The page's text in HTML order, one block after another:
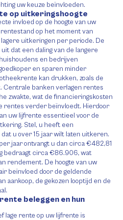
uw keuze beïnvloeden.
op uitkeringshoogte
invloed op de hoogte van uw
op het moment van
uitkeringen per periode. De
uit dat een daling van de langere
en bedrijven
en sparen minder
kan drukken, zoals de
Centrale banken verlagen rentes
zwakte, wat de financieringskosten
rentes verder beïnvloedt. Hierdoor
uw lijfrente essentieel voor de
Stel, u heeft een
u over 15 jaar wilt laten uitkeren.
jaar ontvangt u dan circa €482,81
bedraagt circa €86.906, wat
rendement. De hoogte van uw
beïnvloed door de geldende
aankoop, de gekozen looptijd en de
beleggen en hun
lage rente op uw lijfrente is